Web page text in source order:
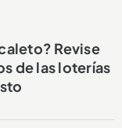
Revise
de las loterías